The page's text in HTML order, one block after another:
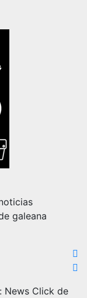
galeana
News Click de